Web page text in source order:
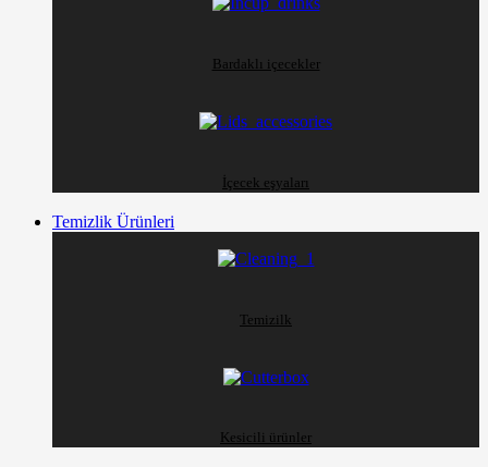
Bardaklı içecekler
İçecek eşyaları
Temizlik Ürünleri
Temizilk
Kesicili ürünler